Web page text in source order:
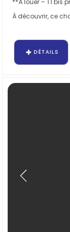
À découvrir, ce
DÉTAILS